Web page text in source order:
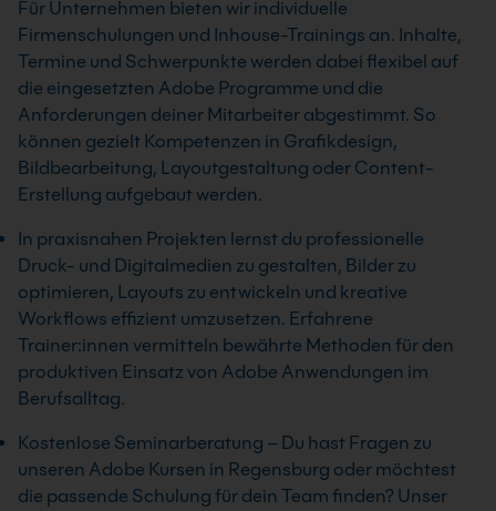
Für Unternehmen bieten wir individuelle
Firmenschulungen und Inhouse-Trainings an. Inhalte,
Termine und Schwerpunkte werden dabei flexibel auf
die eingesetzten Adobe Programme und die
Anforderungen deiner Mitarbeiter abgestimmt. So
können gezielt Kompetenzen in Grafikdesign,
Bildbearbeitung, Layoutgestaltung oder Content-
Erstellung aufgebaut werden.
In praxisnahen Projekten lernst du professionelle
Druck- und Digitalmedien zu gestalten, Bilder zu
optimieren, Layouts zu entwickeln und kreative
Workflows effizient umzusetzen. Erfahrene
Trainer:innen vermitteln bewährte Methoden für den
produktiven Einsatz von Adobe Anwendungen im
Berufsalltag.
Kostenlose Seminarberatung – Du hast Fragen zu
unseren Adobe Kursen in Regensburg oder möchtest
die passende Schulung für dein Team finden? Unser